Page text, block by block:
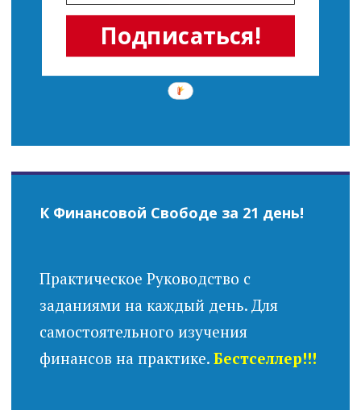
Подписаться!
К Финансовой Свободе за 21 день!
Практическое Руководство с
заданиями на каждый день. Для
самостоятельного изучения
финансов на практике. Бестселлер!!!